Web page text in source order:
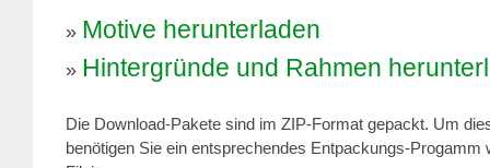
Motive herunterladen
Hintergründe und Rahmen
Die Download-Pakete sind im ZIP-Format gepackt. Um
benötigen Sie ein entsprechendes Entpackungs-Progamm